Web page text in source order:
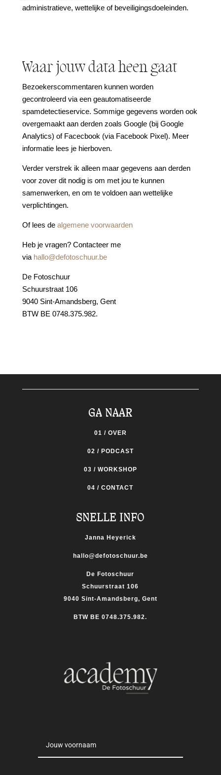
administratieve, wettelijke of beveiligingsdoeleinden.
Waar jouw data heen gaat
Bezoekerscommentaren kunnen worden
gecontroleerd via een geautomatiseerde
spamdetectieservice. Sommige gegevens worden ook
overgemaakt aan derden zoals Google (bij Google
Analytics) of Facecbook (via Facebook Pixel). Meer
informatie lees je hierboven.
Verder verstrek ik alleen maar gegevens aan derden
voor zover dit nodig is om met jou te kunnen
samenwerken, en om te voldoen aan wettelijke
verplichtingen.
Of lees de algemene voorwaarden
Heb je vragen? Contacteer me
via hallo@defotoschuur.be
De Fotoschuur
Schuurstraat 106
9040 Sint-Amandsberg, Gent
BTW BE 0748.375.982.
GA NAAR
01 / OVER
02 / PODCAST
03 / WORKSHOP
04 / CONTACT
SNELLE INFO
Janna Heyerick
hallo@defotoschuur.be
De Fotoschuur
Schuurstraat 106
9040 Sint-Amandsberg, Gent
BTW BE 0748.375.982.